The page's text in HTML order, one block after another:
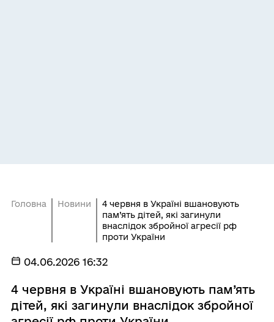
Головна Новини
4 червня в Україні вшановують
пам’ять дітей, які загинули
внаслідок збройної агресії рф
проти України
04.06.2026 16:32
4 червня в Україні вшановують пам’ять
дітей, які загинули внаслідок збройної